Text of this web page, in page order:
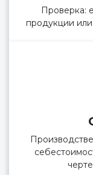
Проверка:
продукции или